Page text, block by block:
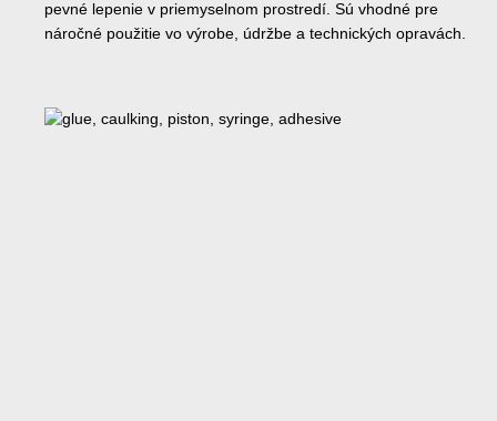
pevné lepenie v priemyselnom prostredí. Sú vhodné pre
náročné použitie vo výrobe, údržbe a technických opravách.